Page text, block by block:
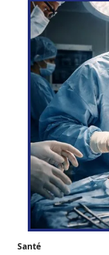
Santé